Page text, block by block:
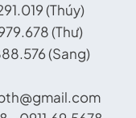
(Thúy)
(Thư)
(Sang)